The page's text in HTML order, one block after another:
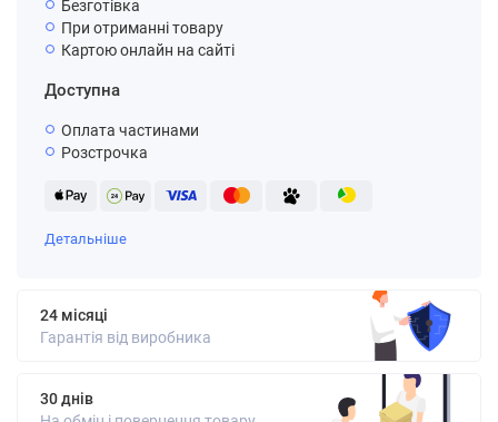
Безготівка
При отриманні товару
Картою онлайн на сайті
Доступна
Оплата частинами
Розстрочка
Детальніше
24 місяці
Гарантія від виробника
30 днів